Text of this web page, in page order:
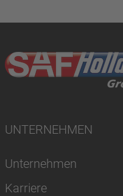
UNTERNEHMEN
Unternehmen
Karriere